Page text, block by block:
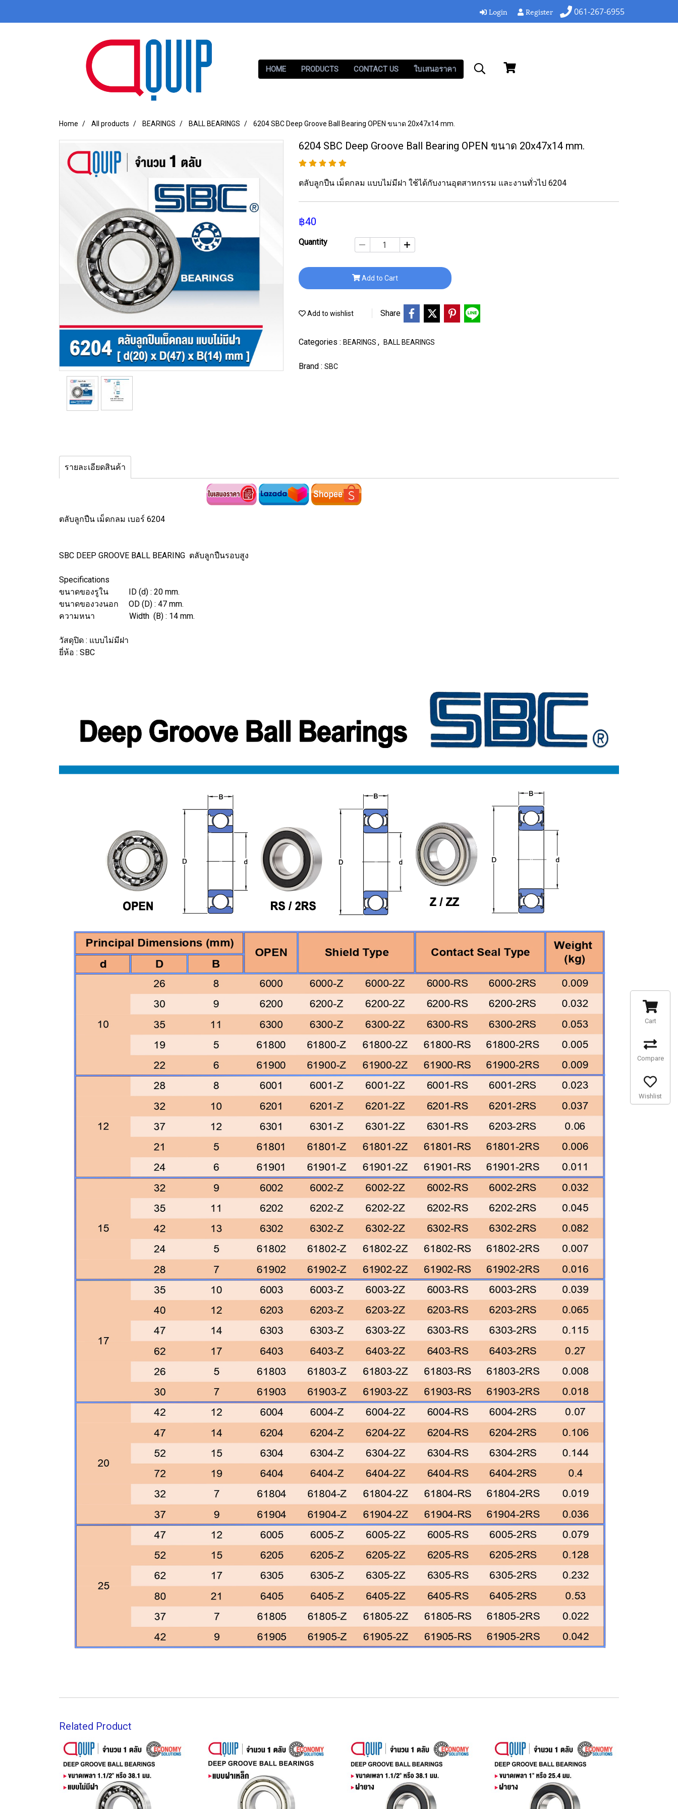
Login Register 061-267-6955
HOME PRODUCTS CONTACT US ใบเสนอราคา
Home All products BEARINGS BALL BEARINGS 6204 SBC Deep Groove Ball Bearing OPEN ขนาด 20x47x14 mm.
6204 SBC Deep Groove Ball Bearing OPEN ขนาด 20x47x14 mm.
ตลับลูกปืน เม็ดกลม แบบไม่มีฝา ใช้ได้กับงานอุตสาหกรรม และงานทั่วไป 6204
฿40
Quantity
Add to Cart
Add to wishlist Share
Categories : BEARINGS , BALL BEARINGS
Brand : SBC
รายละเอียดสินค้า
ตลับลูกปืน เม็ดกลม เบอร์ 6204
SBC DEEP GROOVE BALL BEARING ตลับลูกปืนรอบสูง
Specifications
ขนาดของรูใน ID (d) : 20 mm.
ขนาดของวงนอก OD (D) : 47 mm.
ความหนา Width (B) : 14 mm.
วัสดุปิด : แบบไม่มีฝา
ยี่ห้อ : SBC
Related Product
Cart
Compare
Wishlist